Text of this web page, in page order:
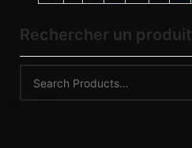
Rechercher un produit